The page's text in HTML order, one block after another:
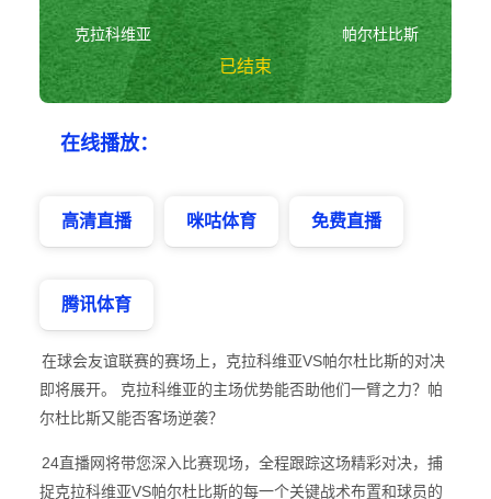
克拉科维亚
已结束
帕尔杜比斯
在线播放：
高清直播 咪咕体育 免费直播
腾讯体育
在球会友谊联赛的赛场上，克拉科维亚VS帕尔杜比斯的对决
即将展开。 克拉科维亚的主场优势能否助他们一臂之力？帕
尔杜比斯又能否客场逆袭？
24直播网将带您深入比赛现场，全程跟踪这场精彩对决，捕
捉克拉科维亚VS帕尔杜比斯的每一个关键战术布置和球员的